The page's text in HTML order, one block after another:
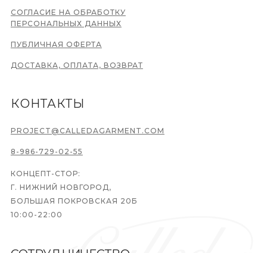
ПУБЛИЧНАЯ ОФЕРТА
СОГЛАСИЕ НА ОБРАБОТКУ
ПЕРСОНАЛЬНЫХ ДАННЫХ
ДОСТАВКА, ОПЛАТА, ВОЗВРАТ
8-986-729-02-55
PROJECT@CALLEDAGARMENT.COM
КОНТАКТЫ
КОНЦЕПТ-СТОР:
Г. НИЖНИЙ НОВГОРОД,
БОЛЬШАЯ ПОКРОВСКАЯ 20Б
10:00-22:00